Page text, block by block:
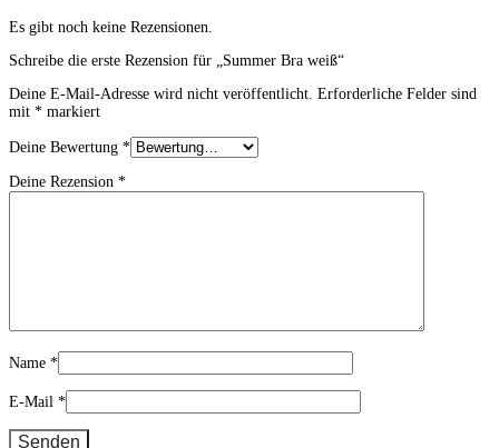
Es gibt noch keine Rezensionen.
Schreibe die erste Rezension für „Summer Bra weiß“
Deine E-Mail-Adresse wird nicht veröffentlicht. Erforderliche Felder sind
mit * markiert
Deine Bewertung *
Deine Rezension *
Name *
E-Mail *